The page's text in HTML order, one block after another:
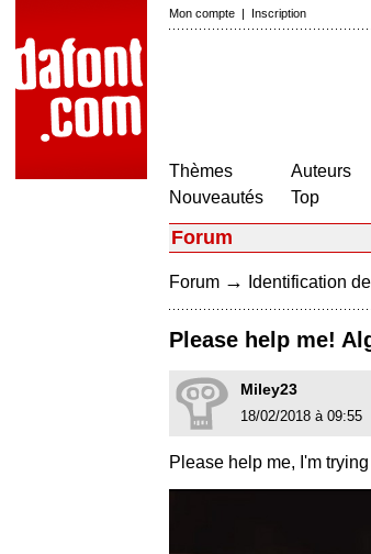
Mon compte | Inscription
Thèmes
Nouveautés
Auteurs
Top
Forum
Forum → Identification
Please help me!
Miley23
18/02/2018 à 09:55
Please help me, I'm